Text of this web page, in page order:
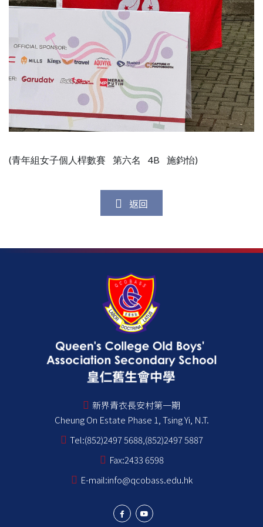
(青年組女子個人桿數賽 第六名 4B 施鈞怡)
返回
新界青衣長安村第一期
Cheung On Estate Phase 1, Tsing Yi, N.T.
Tel:(852)2497 5688,(852)2497 5887
Fax:2433 6598
E-mail:info@qcobass.edu.hk